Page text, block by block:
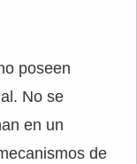
poseen
No se
en un
de